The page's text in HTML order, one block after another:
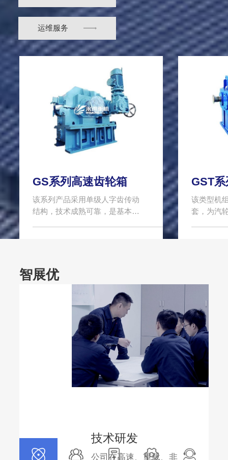
运维服务
GS系列高速齿轮箱
该系列产品采用单级人字齿传动
结构，技术成熟可靠，是基本公
GST
该类型机
套，为汽
智展优
技术研发
公司在高速、重载、非